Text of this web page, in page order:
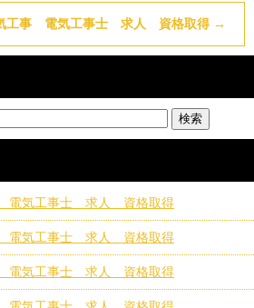
事 電気工事士 求人 資格取得 →
気工事士 求人 資格取得
気工事士 求人 資格取得
気工事士 求人 資格取得